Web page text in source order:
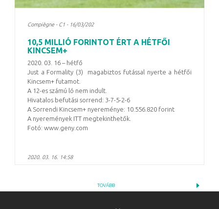
Compiègne - C1 - 16/03/202
10,5 MILLIÓ FORINTOT ÉRT A HÉTFŐI
KINCSEM+
2020. 03. 16 – hétfő
Just a Formality (3) magabiztos futással nyerte a hétfői
Kincsem+ futamot.
A 12-es számú ló nem indult.
Hivatalos befutási sorrend: 3-7-5-2-6
A Sorrendi Kincsem+ nyereménye: 10.556.820 forint
A nyeremények ITT megtekinthetők.
Fotó: www.geny.com
2020. 03. 16. 14:58
TOVÁBB